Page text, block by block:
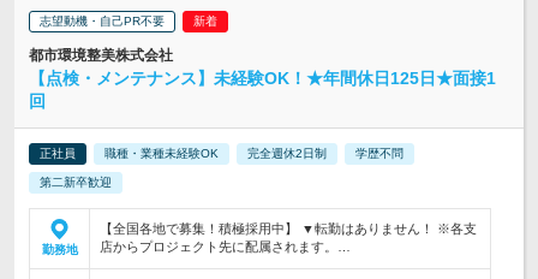
志望動機・自己PR不要
都市環境整美株式会社
【点検・メンテナンス】未経験OK！★年間休日125日★面接1
回
正社員 職種・業種未経験OK 完全週休2日制 学歴不問
第二新卒歓迎
勤務地
【全国各地で募集！積極採用中】 ▼転勤はありません！ ※各支
店からプロジェクト先に配属されます。…